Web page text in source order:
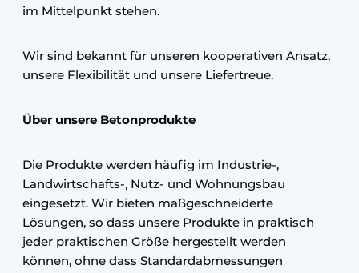
im Mittelpunkt stehen.
Wir sind bekannt für unseren kooperativen Ansatz,
unsere Flexibilität und unsere Liefertreue.
Über unsere Betonprodukte
Die Produkte werden häufig im Industrie-,
Landwirtschafts-, Nutz- und Wohnungsbau
eingesetzt. Wir bieten maßgeschneiderte
Lösungen, so dass unsere Produkte in praktisch
jeder praktischen Größe hergestellt werden
können, ohne dass Standardabmessungen